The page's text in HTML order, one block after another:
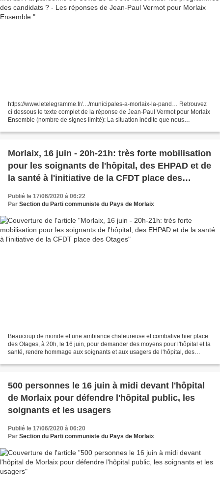
https://www.letelegramme.fr/…/municipales-a-morlaix-la-pand… Retrouvez
ci dessous le texte complet de la réponse de Jean-Paul Vermot pour Morlaix
Ensemble (nombre de signes limité): La situation inédite que nous
Morlaix, 16 juin - 20h-21h: très forte mobilisation
pour les soignants de l'hôpital, des EHPAD et de
la santé à l'initiative de la CFDT place des
Otages
Publié le 17/06/2020 à 06:22
Par Section du Parti communiste du Pays de Morlaix
Beaucoup de monde et une ambiance chaleureuse et combative hier place
des Otages, à 20h, le 16 juin, pour demander des moyens pour l'hôpital et la
santé, rendre hommage aux soignants et aux usagers de l'hôpital, des
500 personnes le 16 juin à midi devant l'hôpital
de Morlaix pour défendre l'hôpital public, les
soignants et les usagers
Publié le 17/06/2020 à 06:20
Par Section du Parti communiste du Pays de Morlaix